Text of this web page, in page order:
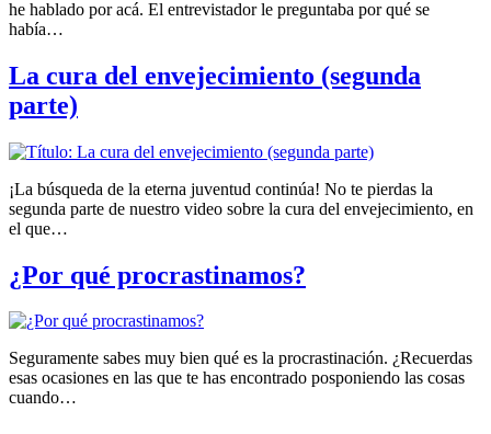
he hablado por acá. El entrevistador le preguntaba por qué se
había…
La cura del envejecimiento (segunda
parte)
¡La búsqueda de la eterna juventud continúa! No te pierdas la
segunda parte de nuestro video sobre la cura del envejecimiento, en
el que…
¿Por qué procrastinamos?
Seguramente sabes muy bien qué es la procrastinación. ¿Recuerdas
esas ocasiones en las que te has encontrado posponiendo las cosas
cuando…